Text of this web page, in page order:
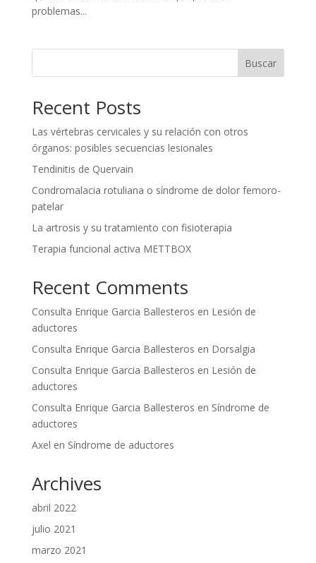
problemas...
Buscar
Recent Posts
Las vértebras cervicales y su relación con otros
órganos: posibles secuencias lesionales
Tendinitis de Quervain
Condromalacia rotuliana o síndrome de dolor femoro-
patelar
La artrosis y su tratamiento con fisioterapia
Terapia funcional activa METTBOX
Recent Comments
Consulta Enrique Garcia Ballesteros en Lesión de
aductores
Consulta Enrique Garcia Ballesteros en Dorsalgia
Consulta Enrique Garcia Ballesteros en Lesión de
aductores
Consulta Enrique Garcia Ballesteros en Síndrome de
aductores
Axel en Síndrome de aductores
Archives
abril 2022
julio 2021
marzo 2021